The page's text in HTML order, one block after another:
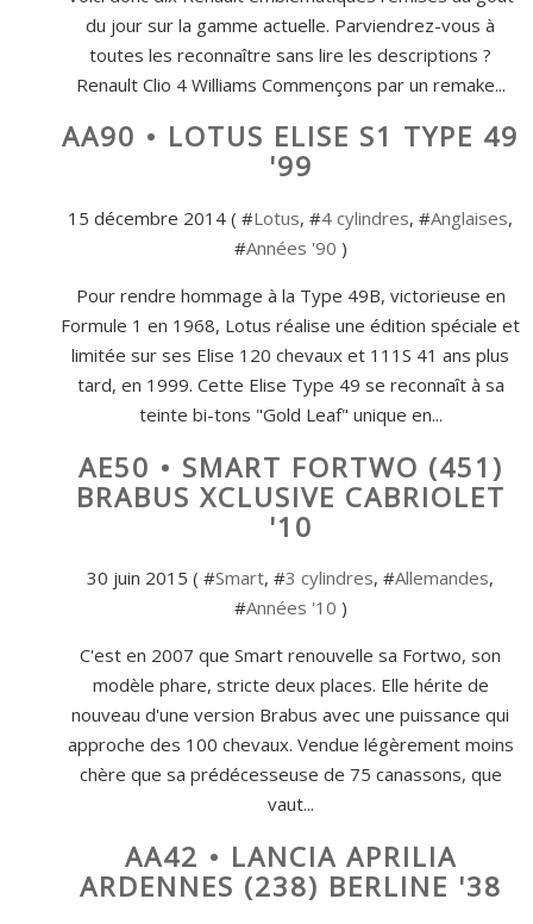
du jour sur la gamme actuelle. Parviendrez-vous à
toutes les reconnaître sans lire les descriptions ?
Renault Clio 4 Williams Commençons par un remake...
AA90 • LOTUS ELISE S1 TYPE 49
'99
15 décembre 2014 ( #Lotus, #4 cylindres, #Anglaises,
#Années '90 )
Pour rendre hommage à la Type 49B, victorieuse en
Formule 1 en 1968, Lotus réalise une édition spéciale et
limitée sur ses Elise 120 chevaux et 111S 41 ans plus
tard, en 1999. Cette Elise Type 49 se reconnaît à sa
teinte bi-tons "Gold Leaf" unique en...
AE50 • SMART FORTWO (451)
BRABUS XCLUSIVE CABRIOLET
'10
30 juin 2015 ( #Smart, #3 cylindres, #Allemandes,
#Années '10 )
C'est en 2007 que Smart renouvelle sa Fortwo, son
modèle phare, stricte deux places. Elle hérite de
nouveau d'une version Brabus avec une puissance qui
approche des 100 chevaux. Vendue légèrement moins
chère que sa prédécesseuse de 75 canassons, que
vaut...
AA42 • LANCIA APRILIA
ARDENNES (238) BERLINE '38